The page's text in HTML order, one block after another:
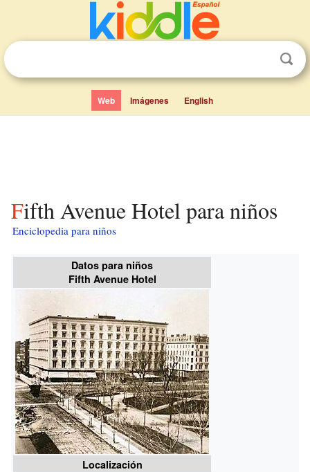
Web Imágenes English
Fifth Avenue Hotel para niños
Enciclopedia para niños
Datos para niños
Fifth Avenue Hotel
Localización